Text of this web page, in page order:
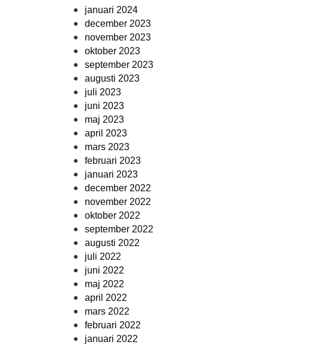
januari 2024
december 2023
november 2023
oktober 2023
september 2023
augusti 2023
juli 2023
juni 2023
maj 2023
april 2023
mars 2023
februari 2023
januari 2023
december 2022
november 2022
oktober 2022
september 2022
augusti 2022
juli 2022
juni 2022
maj 2022
april 2022
mars 2022
februari 2022
januari 2022